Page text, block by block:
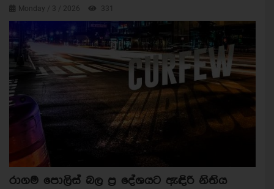
Monday / 3 / 2026 331
රාගම පොලිස් බල ප්‍ර දේශයට ඇඳිරි නිතිය